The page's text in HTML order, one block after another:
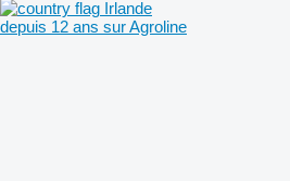
Irlande
depuis 12 ans sur Agroline